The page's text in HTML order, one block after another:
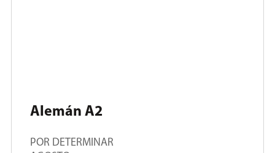
Alemán A2
POR DETERMINAR